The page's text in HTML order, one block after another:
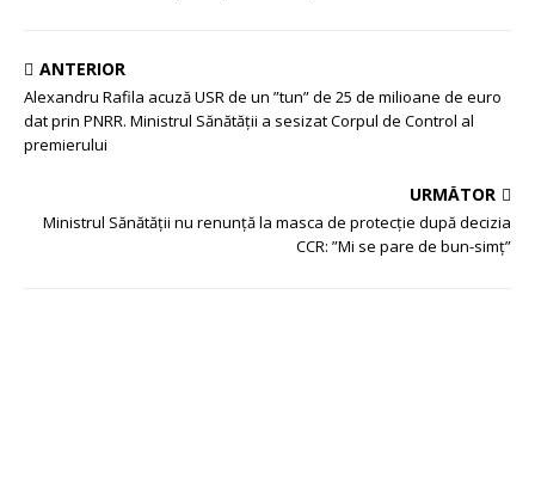
ANTERIOR
Alexandru Rafila acuză USR de un ”tun” de 25 de milioane de euro
dat prin PNRR. Ministrul Sănătății a sesizat Corpul de Control al
premierului
URMĂTOR
Ministrul Sănătății nu renunță la masca de protecție după decizia
CCR: ”Mi se pare de bun-simț”